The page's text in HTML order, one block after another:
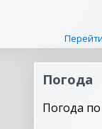
Погода
Погода